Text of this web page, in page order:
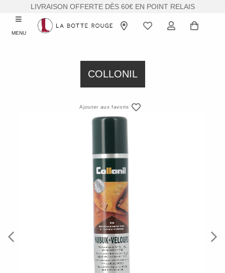
LIVRAISON OFFERTE DÈS 60€ EN POINT RELAIS
MENU
COLLONIL
Ajouter aux favoris